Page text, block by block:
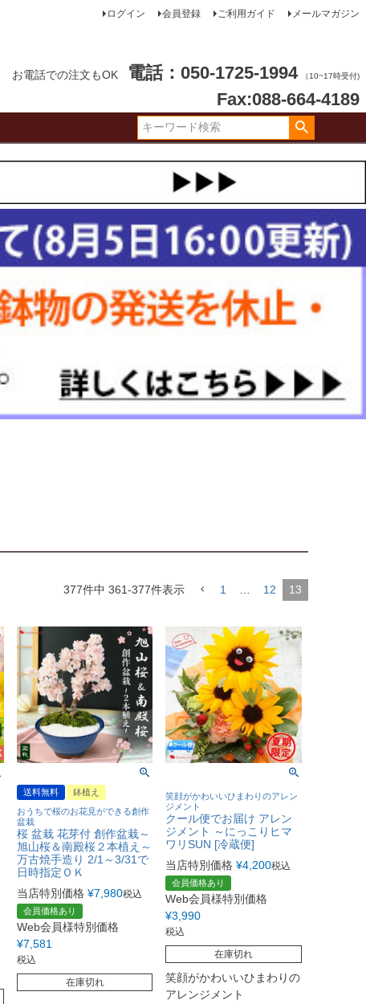
ログイン 会員登録 ご利用ガイド メールマガジン
お電話での注文もOK 電話：050-1725-1994 （10~17時受付)
Fax:088-664-4189
377件中 361-377件表示 1 12 13
送料無料
鉢植え
おうちで桜のお花見ができる創作
盆栽
桜 盆栽 花芽付 創作盆栽～
旭山桜＆南殿桜２本植え～
万古焼手造り 2/1～3/31で
日時指定ＯＫ
当店特別価格 ¥7,980税込
会員価格あり
Web会員様特別価格
¥7,581
税込
在庫切れ
笑顔がかわいいひまわりのアレン
ジメント
クール便でお届け アレン
ジメント ～にっこりヒマ
ワリSUN [冷蔵便]
当店特別価格 ¥4,200税込
会員価格あり
Web会員様特別価格
¥3,990
税込
在庫切れ
笑顔がかわいいひまわりの
アレンジメント